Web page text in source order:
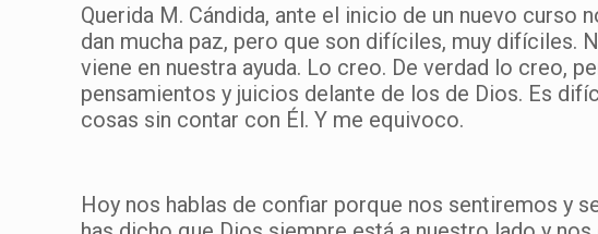
Querida M. Cándida, ante el inicio de un nuevo curso
dan mucha paz, pero que son difíciles, muy difíciles.
viene en nuestra ayuda. Lo creo. De verdad lo creo,
pensamientos y juicios delante de los de Dios. Es
cosas sin contar con Él. Y me equivoco.
Hoy nos hablas de confiar porque nos sentiremos y